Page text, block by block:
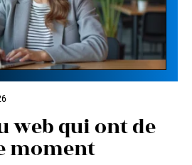
web qui ont de
moment